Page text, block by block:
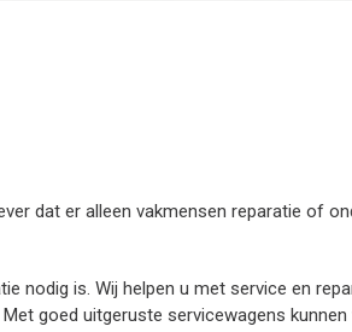
dat er alleen vakmensen reparatie of
nodig is. Wij helpen u met service en
goed uitgeruste servicewagens kunnen